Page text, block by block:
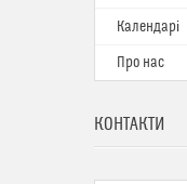
Календарі
Про нас
КОНТАКТИ